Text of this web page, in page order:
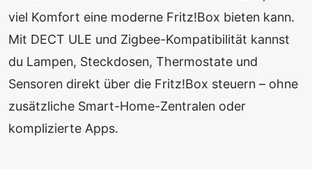
viel Komfort eine moderne Fritz!Box bieten kann.
Mit DECT ULE und Zigbee-Kompatibilität kannst
du Lampen, Steckdosen, Thermostate und
Sensoren direkt über die Fritz!Box steuern – ohne
zusätzliche Smart-Home-Zentralen oder
komplizierte Apps.